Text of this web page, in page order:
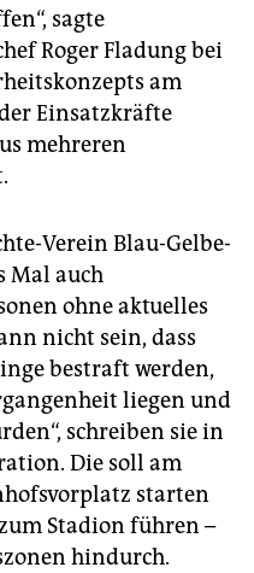
sagte
Roger Fladung bei
am
Einsatzkräfte
mehreren
Verein Blau-Gelbe-
Mal auch
ohne aktuelles
nicht sein, dass
bestraft werden,
liegen und
schreiben sie in
Die soll am
starten
Stadion führen –
hindurch.